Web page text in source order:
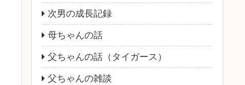
次男の成長記録
母ちゃんの話
父ちゃんの話（タイガース）
父ちゃんの雑談